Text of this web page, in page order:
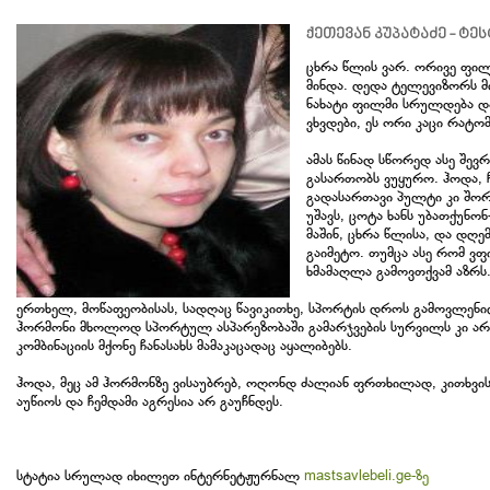
ქეთევან კუპატაძე -
ცხრა წლის ვარ. ორივე
მინდა. დედა ტელევიზორს
ნახატი ფილმი სრულდება
ვხვდები, ეს ორი კაცი
ამას წინად სწორედ ასე
გასართობს ვუყურო. ჰოდა,
გადასართავი პულტი კი
უშავს, ცოტა ხანს
მაშინ, ცხრა წლისა, და
გაიმეტო. თუმცა ასე რომ
ხმამაღლა გამოვთქვამ აზრს.
ერთხელ, მოწაფეობისას, სადღაც წავიკითხე, სპორტის დროს
ჰორმონი მხოლოდ სპორტულ ასპარეზობაში გამარჯვების სურვილს კი
კომბინაციის მქონე ჩანასახს მამაკაცადაც აყალიბებს.
ჰოდა, მეც ამ ჰორმონზე ვისაუბრებ, ოღონდ ძალიან ფრთხილად,
აუწიოს და ჩემდამი აგრესია არ გაუჩნდეს.
სტატია სრულად იხილეთ ინტერნეტჟურნალ mastsavlebeli.ge-ზე